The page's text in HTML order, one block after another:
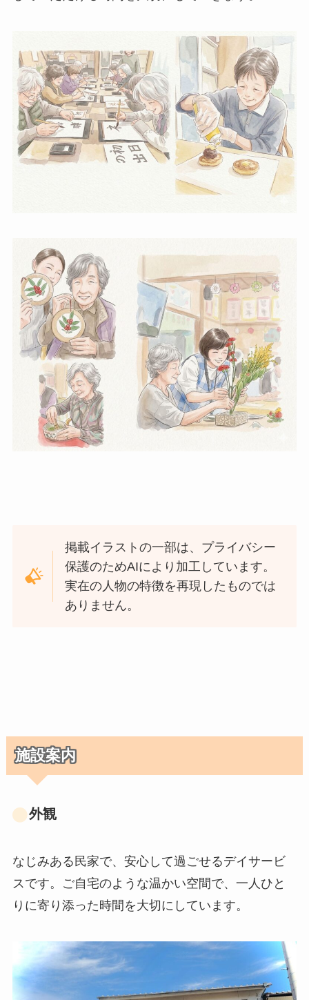
掲載イラストの一部は、プライバシー
保護のためAIにより加工しています。
実在の人物の特徴を再現したものでは
ありません。
施設案内
外観
なじみある民家で、安心して過ごせるデイサービ
スです。ご自宅のような温かい空間で、一人ひと
りに寄り添った時間を大切にしています。